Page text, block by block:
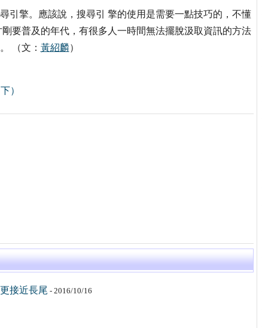
引擎。應該說，搜尋引 擎的使用是需要一點技巧的，不懂
要普及的年代，有很多人一時間無法擺脫汲取資訊的方法
（文： 黃紹麟）
）
接近長尾 - 2016/10/16